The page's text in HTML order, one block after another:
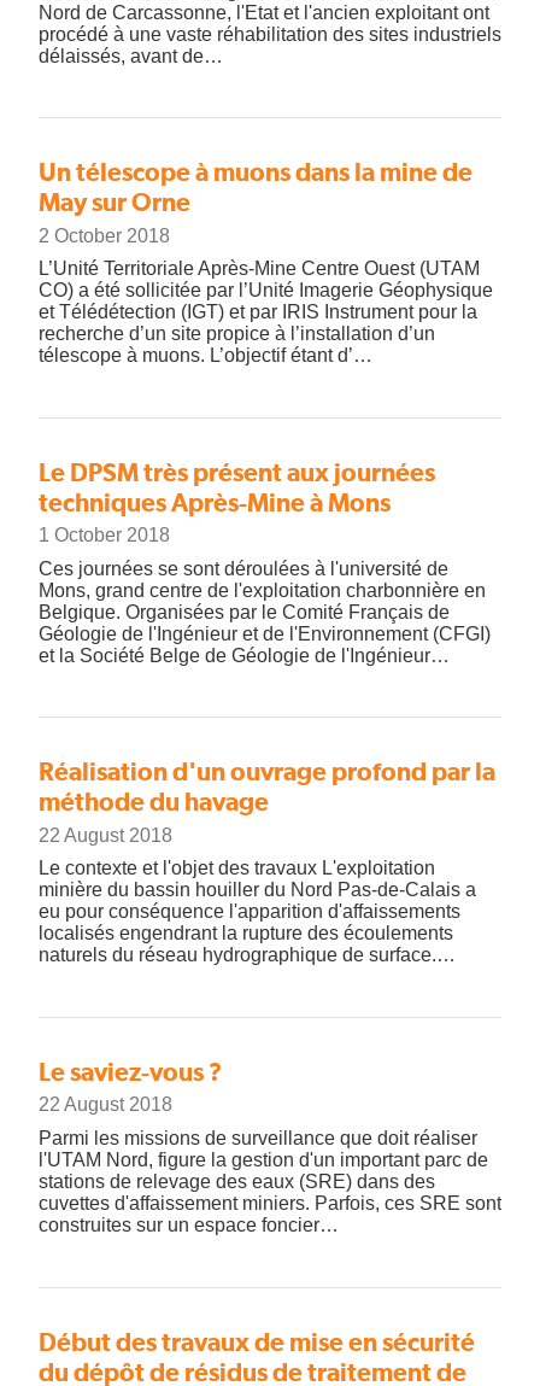
Nord de Carcassonne, l'Etat et l'ancien exploitant ont
procédé à une vaste réhabilitation des sites industriels
délaissés, avant de…
Un télescope à muons dans la mine de
May sur Orne
2 October 2018
L’Unité Territoriale Après-Mine Centre Ouest (UTAM
CO) a été sollicitée par l’Unité Imagerie Géophysique
et Télédétection (IGT) et par IRIS Instrument pour la
recherche d’un site propice à l’installation d’un
télescope à muons. L’objectif étant d’…
Le DPSM très présent aux journées
techniques Après-Mine à Mons
1 October 2018
Ces journées se sont déroulées à l'université de
Mons, grand centre de l'exploitation charbonnière en
Belgique. Organisées par le Comité Français de
Géologie de l'Ingénieur et de l'Environnement (CFGI)
et la Société Belge de Géologie de l'Ingénieur…
Réalisation d'un ouvrage profond par la
méthode du havage
22 August 2018
Le contexte et l'objet des travaux L'exploitation
minière du bassin houiller du Nord Pas-de-Calais a
eu pour conséquence l'apparition d'affaissements
localisés engendrant la rupture des écoulements
naturels du réseau hydrographique de surface.…
Le saviez-vous ?
22 August 2018
Parmi les missions de surveillance que doit réaliser
l'UTAM Nord, figure la gestion d'un important parc de
stations de relevage des eaux (SRE) dans des
cuvettes d'affaissement miniers. Parfois, ces SRE sont
construites sur un espace foncier…
Début des travaux de mise en sécurité
du dépôt de résidus de traitement de